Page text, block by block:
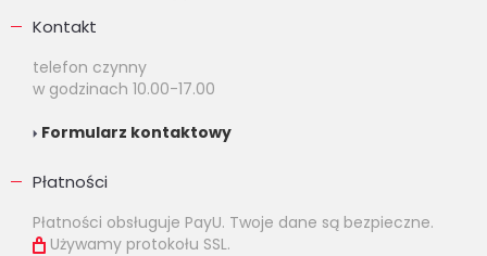
Kontakt
telefon czynny
w godzinach 10.00-17.00
Formularz kontaktowy
Płatności
Płatności obsługuje PayU. Twoje dane są bezpieczne.
Używamy protokołu SSL.